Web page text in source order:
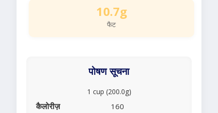
10.7g
फैट
पोषण सूचना
1 cup (200.0g)
कैलोरीज़ 160